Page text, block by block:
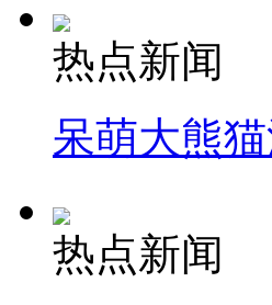
热点新闻
呆萌大熊
热点新闻